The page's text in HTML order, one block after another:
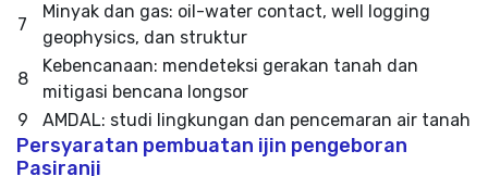
7
Minyak dan gas: oil-water contact, well logging
geophysics, dan struktur
8
Kebencanaan: mendeteksi gerakan tanah dan
mitigasi bencana longsor
9
AMDAL: studi lingkungan dan pencemaran air tanah
Persyaratan pembuatan ijin pengeboran
Pasiranji